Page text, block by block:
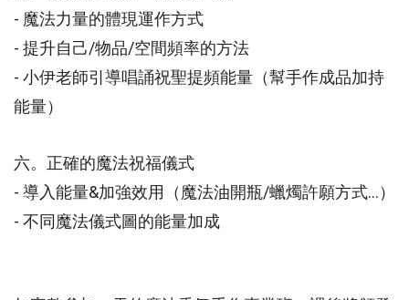
- 魔法力量的體現運作方式
- 提升自己/物品/空間頻率的方法
- 小伊老師引導唱誦祝聖提頻能量（幫手作成品加持
能量）
六。正確的魔法祝福儀式
- 導入能量&加強效用（魔法油開瓶/蠟燭許願方式...）
- 不同魔法儀式圖的能量加成